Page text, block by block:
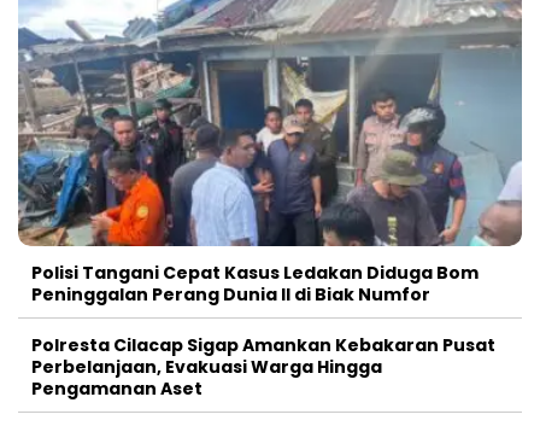
Polisi Tangani Cepat Kasus Ledakan Diduga Bom
Peninggalan Perang Dunia II di Biak Numfor
Polresta Cilacap Sigap Amankan Kebakaran Pusat
Perbelanjaan, Evakuasi Warga Hingga
Pengamanan Aset